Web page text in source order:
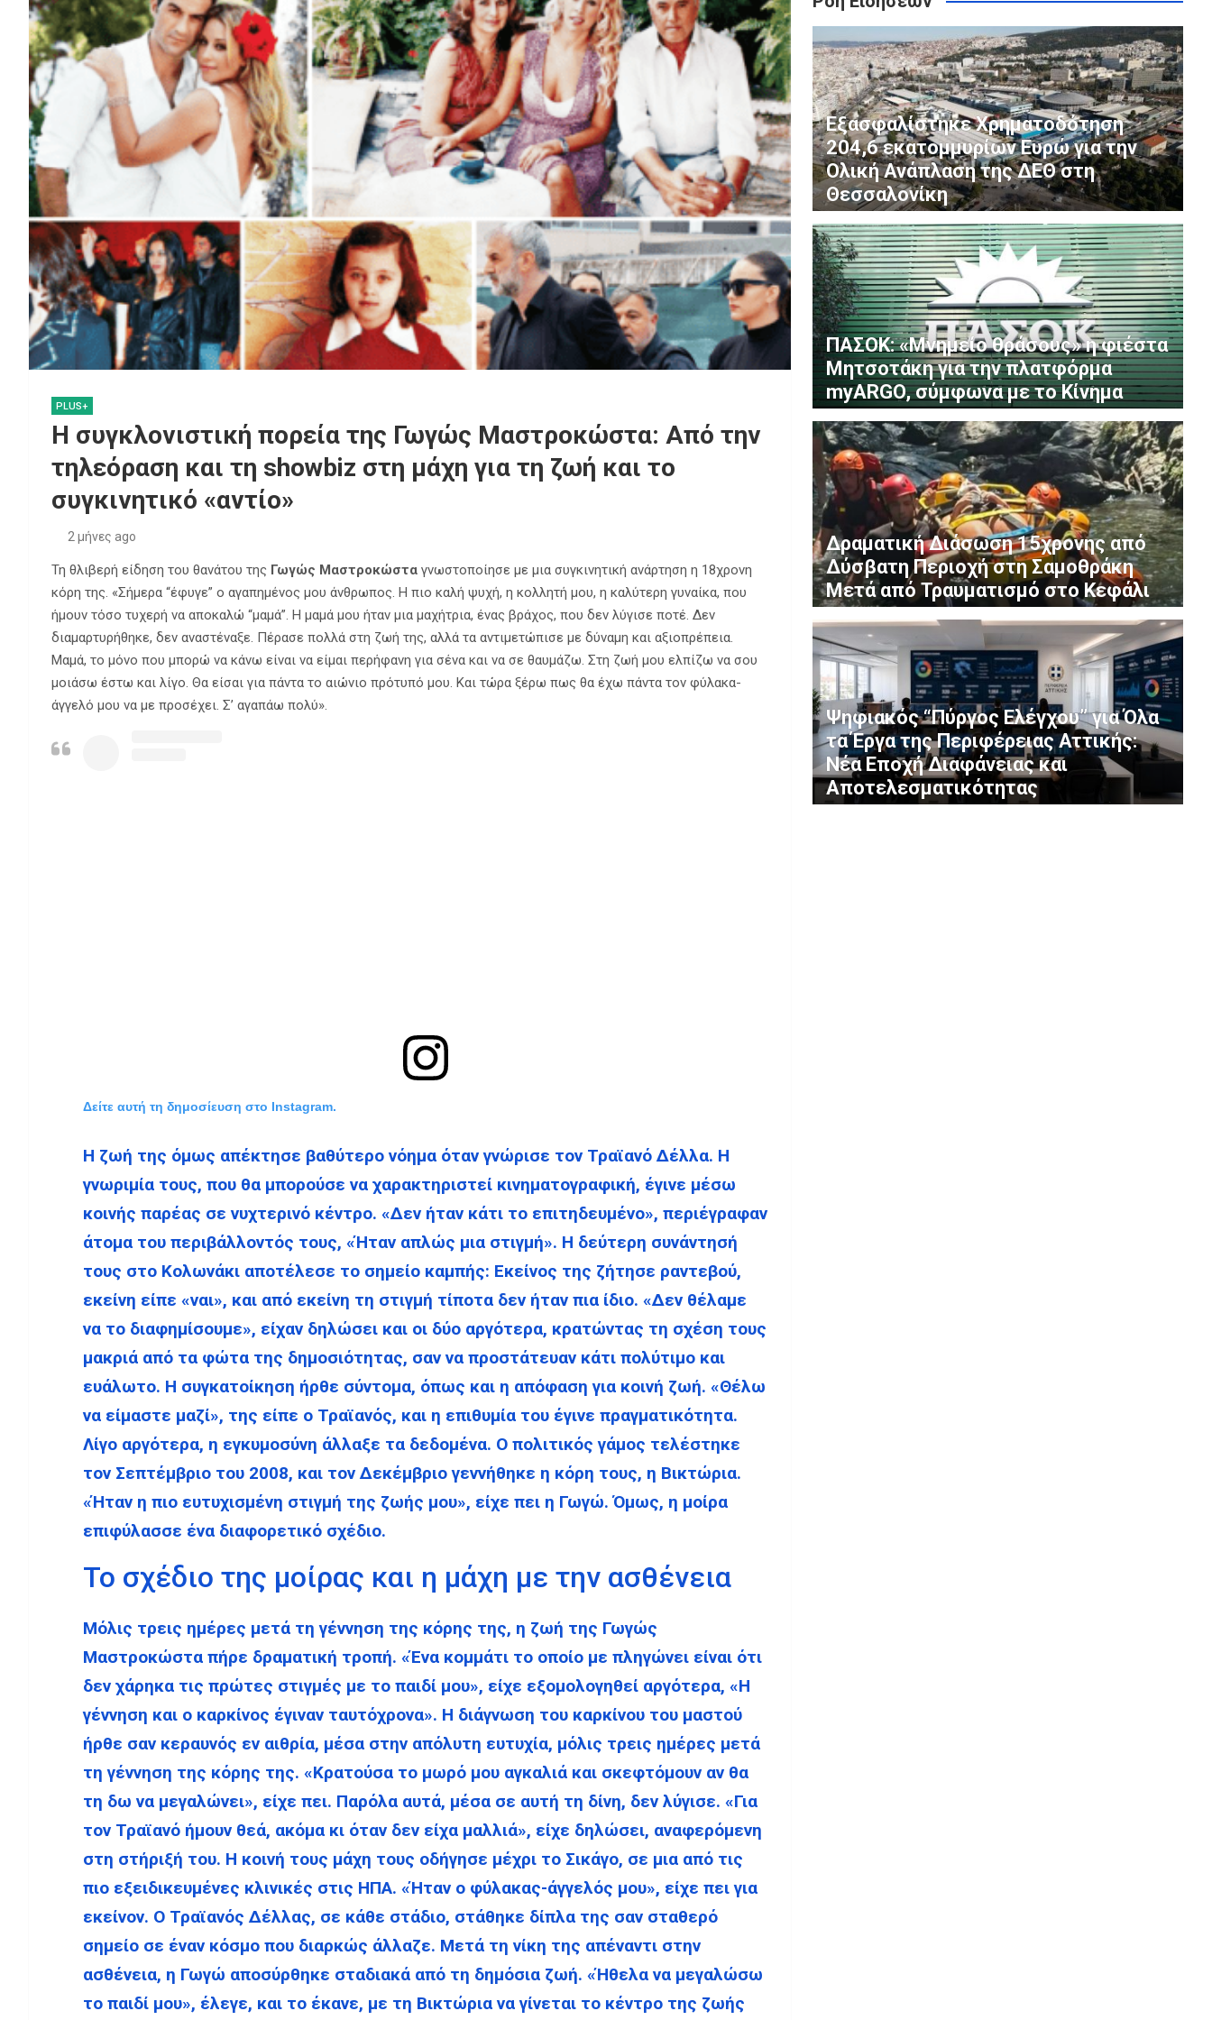
Ψηφιακός “Πύργος Ελέγχου” για Όλα τα Έργα της Περιφέρειας Αττικής: Νέα Εποχή Διαφάνειας και Αποτελεσματικότητας
Φωτιά στη Σκύρο: Επικίνδυνη πυρκαγιά ξεσπά στην Κολυμπάδα – Ενισχύονται οι δυνάμεις με αεροσκάφη και πεζοπόρα τμήματα
PLUS+
Η συγκλονιστική πορεία της Γωγώς Μαστροκώστα: Από την
τηλεόραση και τη showbiz στη μάχη για τη ζωή και το
συγκινητικό «αντίο»
2 μήνες ago
Τη θλιβερή είδηση του θανάτου της Γωγώς Μαστροκώστα γνωστοποίησε με μια συγκινητική ανάρτηση η 18χρονη
κόρη της. «Σήμερα “έφυγε” ο αγαπημένος μου άνθρωπος. Η πιο καλή ψυχή, η κολλητή μου, η καλύτερη γυναίκα, που
ήμουν τόσο τυχερή να αποκαλώ “μαμά”. Η μαμά μου ήταν μια μαχήτρια, ένας βράχος, που δεν λύγισε ποτέ. Δεν
διαμαρτυρήθηκε, δεν αναστέναξε. Πέρασε πολλά στη ζωή της, αλλά τα αντιμετώπισε με δύναμη και αξιοπρέπεια.
Μαμά, το μόνο που μπορώ να κάνω είναι να είμαι περήφανη για σένα και να σε θαυμάζω. Στη ζωή μου ελπίζω να σου
μοιάσω έστω και λίγο. Θα είσαι για πάντα το αιώνιο πρότυπό μου. Και τώρα ξέρω πως θα έχω πάντα τον φύλακα-
άγγελό μου να με προσέχει. Σ’ αγαπάω πολύ».
Δείτε αυτή τη δημοσίευση στο Instagram.
Η ζωή της όμως απέκτησε βαθύτερο νόημα όταν γνώρισε τον Τραϊανό Δέλλα. Η
γνωριμία τους, που θα μπορούσε να χαρακτηριστεί κινηματογραφική, έγινε μέσω
κοινής παρέας σε νυχτερινό κέντρο. «Δεν ήταν κάτι το επιτηδευμένο», περιέγραφαν
άτομα του περιβάλλοντός τους, «Ήταν απλώς μια στιγμή». Η δεύτερη συνάντησή
τους στο Κολωνάκι αποτέλεσε το σημείο καμπής: Εκείνος της ζήτησε ραντεβού,
εκείνη είπε «ναι», και από εκείνη τη στιγμή τίποτα δεν ήταν πια ίδιο. «Δεν θέλαμε
να το διαφημίσουμε», είχαν δηλώσει και οι δύο αργότερα, κρατώντας τη σχέση τους
μακριά από τα φώτα της δημοσιότητας, σαν να προστάτευαν κάτι πολύτιμο και
ευάλωτο. Η συγκατοίκηση ήρθε σύντομα, όπως και η απόφαση για κοινή ζωή. «Θέλω
να είμαστε μαζί», της είπε ο Τραϊανός, και η επιθυμία του έγινε πραγματικότητα.
Λίγο αργότερα, η εγκυμοσύνη άλλαξε τα δεδομένα. Ο πολιτικός γάμος τελέστηκε
τον Σεπτέμβριο του 2008, και τον Δεκέμβριο γεννήθηκε η κόρη τους, η Βικτώρια.
«Ήταν η πιο ευτυχισμένη στιγμή της ζωής μου», είχε πει η Γωγώ. Όμως, η μοίρα
επιφύλασσε ένα διαφορετικό σχέδιο.
Το σχέδιο της μοίρας και η μάχη με την ασθένεια
Μόλις τρεις ημέρες μετά τη γέννηση της κόρης της, η ζωή της Γωγώς
Μαστροκώστα πήρε δραματική τροπή. «Ένα κομμάτι το οποίο με πληγώνει είναι ότι
δεν χάρηκα τις πρώτες στιγμές με το παιδί μου», είχε εξομολογηθεί αργότερα, «Η
γέννηση και ο καρκίνος έγιναν ταυτόχρονα». Η διάγνωση του καρκίνου του μαστού
ήρθε σαν κεραυνός εν αιθρία, μέσα στην απόλυτη ευτυχία, μόλις τρεις ημέρες μετά
τη γέννηση της κόρης της. «Κρατούσα το μωρό μου αγκαλιά και σκεφτόμουν αν θα
τη δω να μεγαλώνει», είχε πει. Παρόλα αυτά, μέσα σε αυτή τη δίνη, δεν λύγισε. «Για
τον Τραϊανό ήμουν θεά, ακόμα κι όταν δεν είχα μαλλιά», είχε δηλώσει, αναφερόμενη
στη στήριξή του. Η κοινή τους μάχη τους οδήγησε μέχρι το Σικάγο, σε μια από τις
πιο εξειδικευμένες κλινικές στις ΗΠΑ. «Ήταν ο φύλακας-άγγελός μου», είχε πει για
εκείνον. Ο Τραϊανός Δέλλας, σε κάθε στάδιο, στάθηκε δίπλα της σαν σταθερό
σημείο σε έναν κόσμο που διαρκώς άλλαζε. Μετά τη νίκη της απέναντι στην
ασθένεια, η Γωγώ αποσύρθηκε σταδιακά από τη δημόσια ζωή. «Ήθελα να μεγαλώσω
το παιδί μου», έλεγε, και το έκανε, με τη Βικτώρια να γίνεται το κέντρο της ζωής
Εξασφαλίστηκε Χρηματοδότηση
204,6 εκατομμυρίων Ευρώ για την
Ολική Ανάπλαση της ΔΕΘ στη
Θεσσαλονίκη
ΠΑΣΟΚ: «Μνημείο θράσους» η φιέστα
Μητσοτάκη για την πλατφόρμα
myARGO, σύμφωνα με το Κίνημα
Δραματική Διάσωση 15χρονης από
Δύσβατη Περιοχή στη Σαμοθράκη
Μετά από Τραυματισμό στο Κεφάλι
Ψηφιακός “Πύργος Ελέγχου” για Όλα
τα Έργα της Περιφέρειας Αττικής:
Νέα Εποχή Διαφάνειας και
Αποτελεσματικότητας